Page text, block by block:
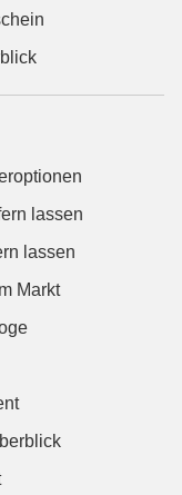
lassen
lassen
Markt